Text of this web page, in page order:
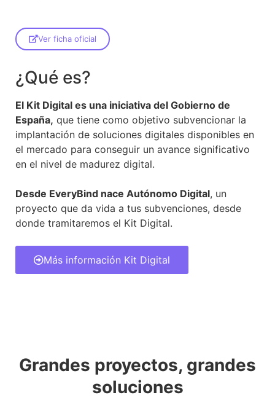
Ver ficha oficial
¿Qué es?
El Kit Digital es una iniciativa del Gobierno de
España, que tiene como objetivo subvencionar la
implantación de soluciones digitales disponibles en
el mercado para conseguir un avance significativo
en el nivel de madurez digital.
Desde EveryBind nace Autónomo Digital, un
proyecto que da vida a tus subvenciones, desde
donde tramitaremos el Kit Digital.
Más información Kit Digital
Grandes proyectos, grandes
soluciones